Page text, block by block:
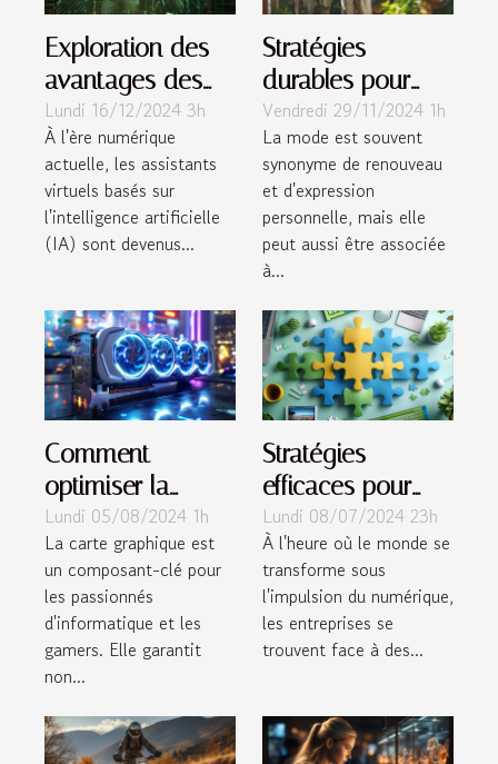
Exploration des
avantages des
assistants virtuels
basés sur l'IA
Lundi 16/12/2024 3h
À l'ère numérique
actuelle, les assistants
virtuels basés sur
l'intelligence artificielle
(IA) sont devenus...
Stratégies
durables pour
réduire
l'empreinte
carbone de votre
garde-robe
Vendredi 29/11/2024 1h
La mode est souvent
synonyme de renouveau
et d'expression
personnelle, mais elle
peut aussi être associée
à...
Comment
optimiser la
durabilité et la
performance de
votre carte
graphique
Lundi 05/08/2024 1h
La carte graphique est
un composant-clé pour
les passionnés
d'informatique et les
gamers. Elle garantit
non...
Stratégies
efficaces pour
une
transformation
digitale réussie
Lundi 08/07/2024 23h
À l'heure où le monde se
transforme sous
l'impulsion du numérique,
les entreprises se
trouvent face à des...